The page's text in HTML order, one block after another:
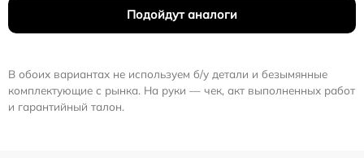
Подойдут аналоги
В обоих вариантах не используем б/у детали и безымянные
комплектующие с рынка. На руки — чек, акт выполненных работ
и гарантийный талон.